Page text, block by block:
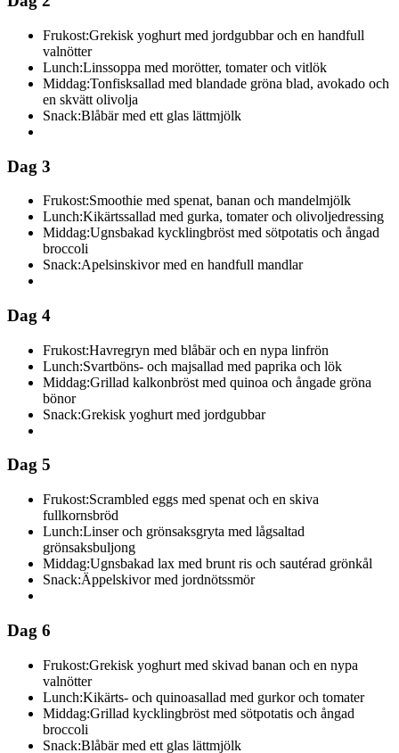
Frukost:Grekisk yoghurt med jordgubbar och en handfull
valnötter
Lunch:Linssoppa med morötter, tomater och vitlök
Middag:Tonfisksallad med blandade gröna blad, avokado och
en skvätt olivolja
Snack:Blåbär med ett glas lättmjölk
Dag 3
Frukost:Smoothie med spenat, banan och mandelmjölk
Lunch:Kikärtssallad med gurka, tomater och olivoljedressing
Middag:Ugnsbakad kycklingbröst med sötpotatis och ångad
broccoli
Snack:Apelsinskivor med en handfull mandlar
Dag 4
Frukost:Havregryn med blåbär och en nypa linfrön
Lunch:Svartböns- och majsallad med paprika och lök
Middag:Grillad kalkonbröst med quinoa och ångade gröna
bönor
Snack:Grekisk yoghurt med jordgubbar
Dag 5
Frukost:Scrambled eggs med spenat och en skiva
fullkornsbröd
Lunch:Linser och grönsaksgryta med lågsaltad
grönsaksbuljong
Middag:Ugnsbakad lax med brunt ris och sautérad grönkål
Snack:Äppelskivor med jordnötssmör
Dag 6
Frukost:Grekisk yoghurt med skivad banan och en nypa
valnötter
Lunch:Kikärts- och quinoasallad med gurkor och tomater
Middag:Grillad kycklingbröst med sötpotatis och ångad
broccoli
Snack:Blåbär med ett glas lättmjölk